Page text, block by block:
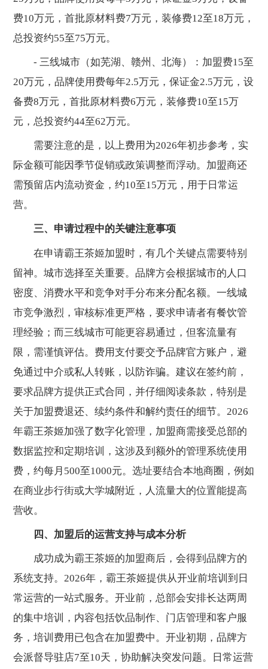
费10万元，首批原材料费7万元，装修费12至18万元，
总投资约55至75万元。
- 三线城市（如芜湖、赣州、北海）：加盟费15至
20万元，品牌使用费每年2.5万元，保证金2.5万元，设
备费8万元，首批原材料费6万元，装修费10至15万
元，总投资约44至62万元。
需要注意的是，以上费用为2026年初步参考，实
际金额可能因季节促销或政策调整而浮动。加盟商还
需预留店内流动资金，约10至15万元，用于日常运
营。
三、申请过程中的关键注意事项
在申请霸王茶姬加盟时，有几个关键点需要特别
留神。城市选择至关重要。品牌方会根据城市的人口
密度、消费水平和竞争对手分布来分配名额。一线城
市竞争激烈，审核标准更严格，要求申请者有餐饮管
理经验；而三线城市可能更容易通过，但客流量有
限，需谨慎评估。费用支付要交予品牌官方账户，避
免通过中介或私人转账，以防诈骗。建议在签约前，
要求品牌方提供正式合同，并仔细阅读条款，特别是
关于加盟费退还、续约条件和解约责任的细节。2026
年霸王茶姬加强了数字化管理，加盟商需接受总部的
数据监控和定期培训，这涉及到额外的管理系统使用
费，约每月500至1000元。选址要结合本地商圈，例如
在商业步行街或大学城附近，人流量大的位置能提高
营收。
四、加盟后的运营支持与成本分析
成功成为霸王茶姬的加盟商后，会得到品牌方的
系统支持。2026年，霸王茶姬提供从开业前培训到日
常运营的一站式服务。开业前，总部会安排长达两周
的集中培训，内容包括饮品制作、门店管理和客户服
务，培训费用已包含在加盟费中。开业初期，品牌方
会派督导驻店7至10天，协助解决突发问题。日常运营